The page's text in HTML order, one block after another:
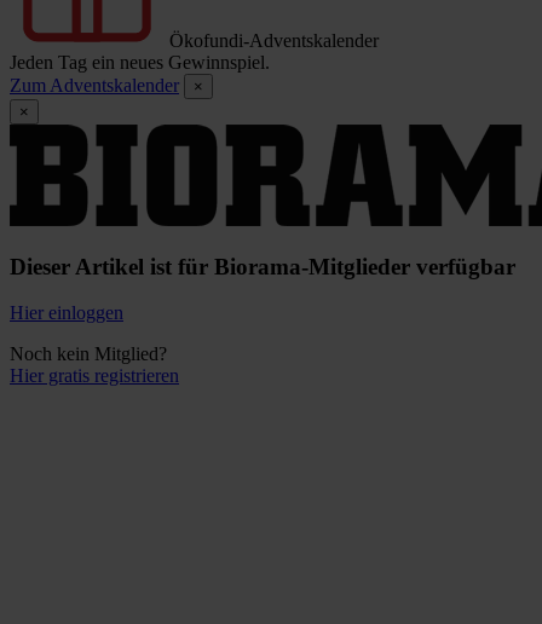
Ökofundi-Adventskalender
Jeden Tag ein neues Gewinnspiel.
Zum Adventskalender
×
×
Dieser Artikel ist für Biorama-Mitglieder verfügbar
Hier einloggen
Noch kein Mitglied?
Hier gratis registrieren